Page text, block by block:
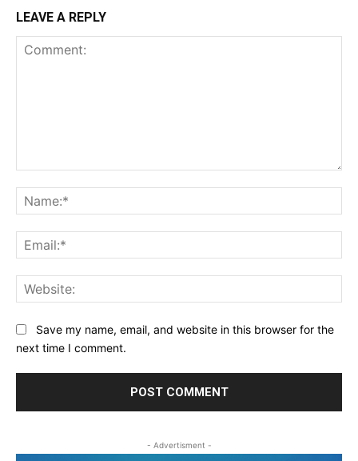
LEAVE A REPLY
Save my name, email, and website in this browser for the
next time I comment.
- Advertisment -